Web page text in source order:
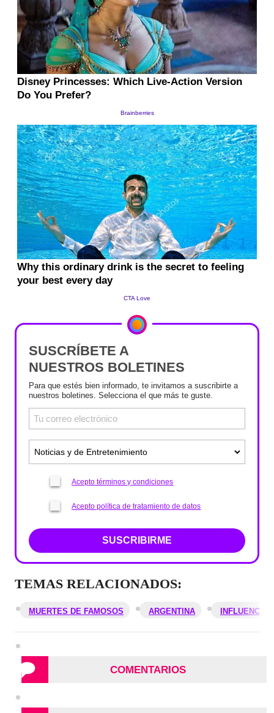
SUSCRÍBETE A
NUESTROS BOLETINES
Para que estés bien informado, te invitamos a suscribirte a
nuestros boletines. Selecciona el que más te guste.
Acepto términos y condiciones
Acepto política de tratamiento de datos
SUSCRIBIRME
TEMAS RELACIONADOS:
MUERTES DE FAMOSOS ARGENTINA INFLUENCER
COMENTARIOS